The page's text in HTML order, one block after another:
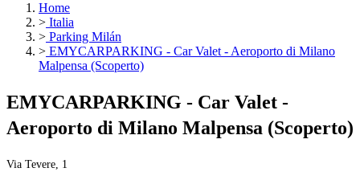
Home
> Italia
> Parking Milán
> EMYCARPARKING - Car Valet - Aeroporto di Milano
Malpensa (Scoperto)
EMYCARPARKING - Car Valet -
Aeroporto di Milano Malpensa (Scoperto)
Via Tevere, 1